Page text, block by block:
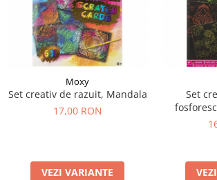
Moxy
Set creativ de razuit, Mandala
17,00 RON
VEZI VARIANTE
Set